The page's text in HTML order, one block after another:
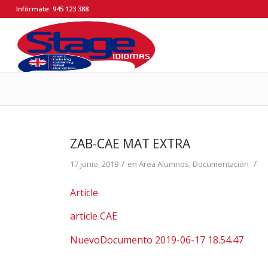
Infórmate: 945 123 388
ZAB-CAE MAT EXTRA
17 junio, 2019 / enArea Alumnos, Documentación /
Article
article CAE
NuevoDocumento 2019-06-17 18.54.47